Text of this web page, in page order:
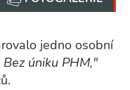
jedno osobní
úniku PHM,"